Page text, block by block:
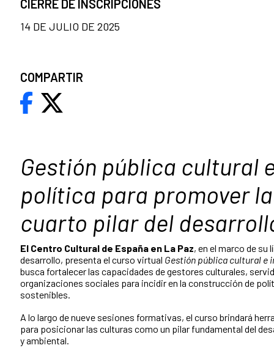
Gestión pública cultural
política para promover
cuarto pilar del
El Centro Cultural de España en La Paz, en el marco de su
desarrollo, presenta el curso virtual Gestión pública cultural e
busca fortalecer las capacidades de gestores culturales,
organizaciones sociales para incidir en la construcción de
sostenibles.
A lo largo de nueve sesiones formativas, el curso brindará
para posicionar las culturas como un pilar fundamental del
y ambiental.
CIERRE DE INSCRIPCIONES
14 DE JULIO DE 2025
COMPARTIR